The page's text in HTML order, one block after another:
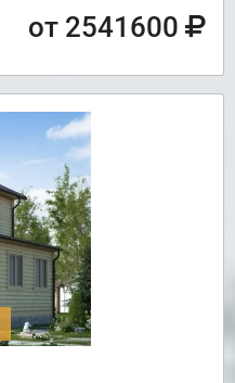
от 2541600